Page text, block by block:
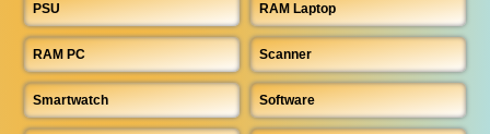
PSU RAM Laptop
RAM PC Scanner
Smartwatch Software